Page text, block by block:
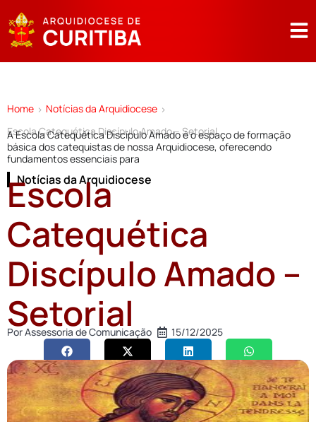
Home > Notícias da Arquidiocese >
Escola Catequética Discípulo Amado – Setorial
A Escola Catequética Discípulo Amado é o espaço de formação
básica dos catequistas de nossa Arquidiocese, oferecendo
fundamentos essenciais para
Notícias da Arquidiocese
Escola
Catequética
Discípulo Amado –
Setorial
PorAssessoria de Comunicação 15/12/2025